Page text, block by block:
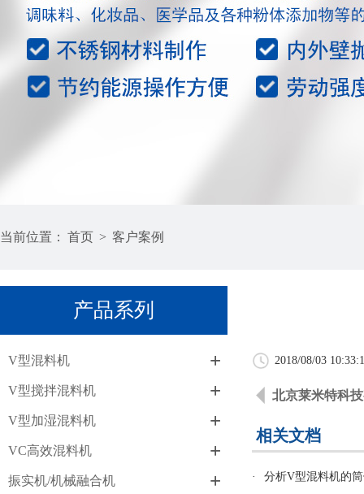
当前位置： 首页 > 客户案例
产品系列
V型混料机 +
V型搅拌混料机 +
V型加湿混料机 +
VC高效混料机 +
振实机/机械融合机 +
2018/08/03
北京莱米特科
相关文档
·
分析V型混料机的